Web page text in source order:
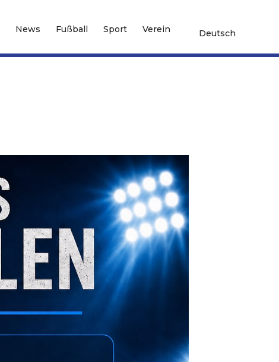
News Fußball Sport Verein Deutsch